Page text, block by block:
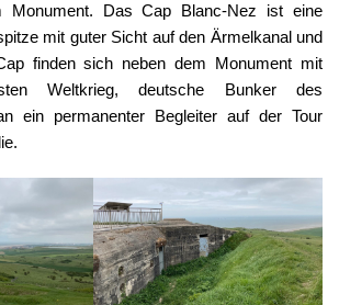
Monument. Das Cap Blanc-Nez ist eine
mit guter Sicht auf den Ärmelkanal und
finden sich neben dem Monument mit
Weltkrieg, deutsche Bunker des
ein permanenter Begleiter auf der Tour